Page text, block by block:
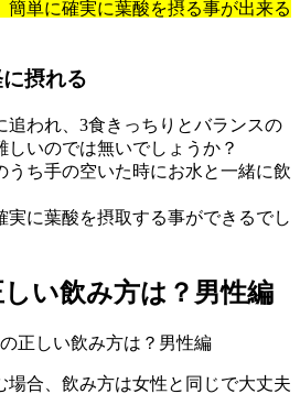
簡単に確実に葉酸を摂る事が出来る
摂れる
追われ、3食きっちりとバランスの
いのでは無いでしょうか？
うち手の空いた時にお水と一緒に飲
実に葉酸を摂取する事ができるでし
い飲み方は？男性編
場合、飲み方は女性と同じで大丈夫